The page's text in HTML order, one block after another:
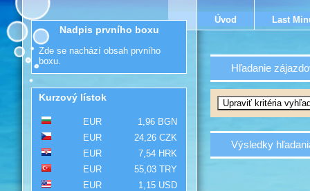
Úvod Last
Hľadanie
Výsledky
Nadpis prvního boxu
Zde se nachází obsah prvního
boxu.
Kurzový lístok
EUR
1,96 BGN
EUR
24,26 CZK
EUR
7,54 HRK
EUR
55,03 TRY
EUR
1,15 USD